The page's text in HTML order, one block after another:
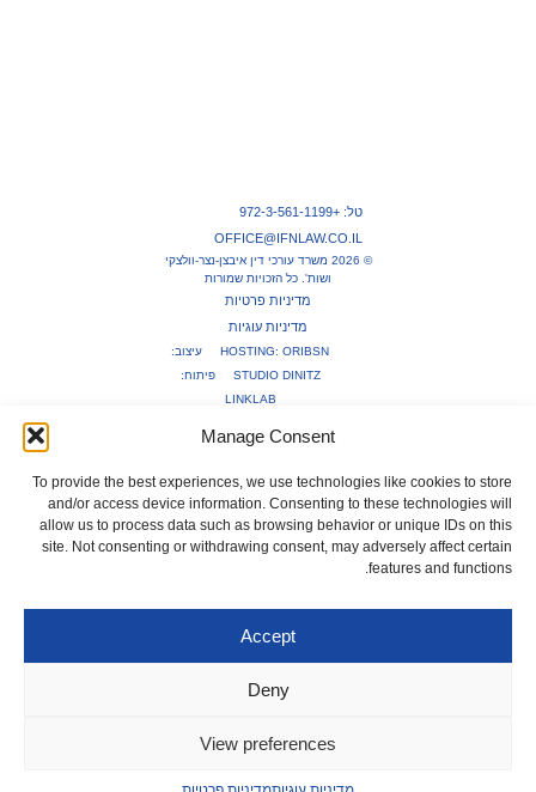
Manage Consent
To provide the best experiences, we use technologies like cookies to store
and/or access device information. Consenting to these technologies will
allow us to process data such as browsing behavior or unique IDs on this
site. Not consenting or withdrawing consent, may adversely affect certain
features and functions.
Accept
Deny
View preferences
טל: +972-3-561-1199
OFFICE@IFNLAW.CO.IL
© 2026 משרד עורכי דין איבצן-נצר-וולצקי
ושות'. כל הזכויות שמורות
מדיניות פרטיות
מדיניות עוגיות
HOSTING: ORIBSN
עיצוב:
STUDIO DINITZ פיתוח:
LINKLAB